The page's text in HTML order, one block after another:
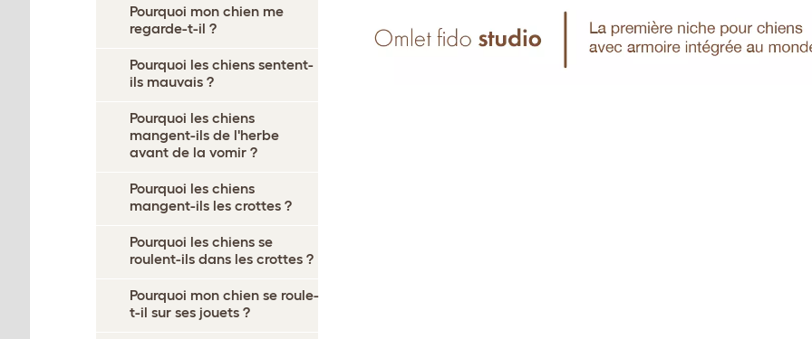
Pourquoi mon chien me
regarde-t-il ?
Pourquoi les chiens sentent-
ils mauvais ?
Pourquoi les chiens
mangent-ils de l'herbe
avant de la vomir ?
Pourquoi les chiens
mangent-ils les crottes ?
Pourquoi les chiens se
roulent-ils dans les crottes ?
Pourquoi mon chien se roule-
t-il sur ses jouets ?